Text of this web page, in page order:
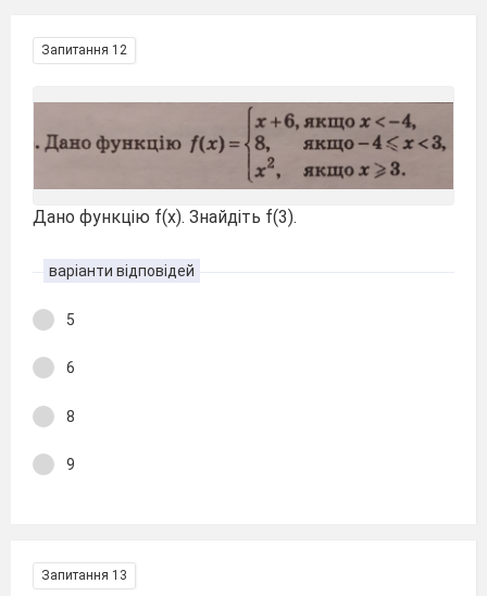
Запитання 12
Дано функцію f(x). Знайдіть f(3).
варіанти відповідей
5
6
8
9
Запитання 13